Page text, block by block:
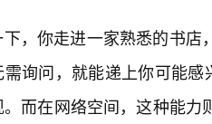
，你走进一家熟悉的书店
询问，就能递上你可能
而在网络空间，这种能